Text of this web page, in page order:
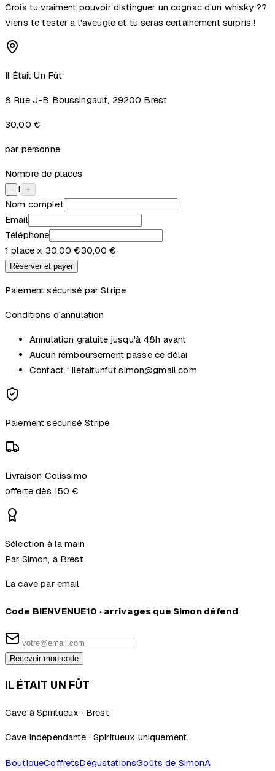
Crois tu vraiment pouvoir distinguer un cognac d'un whisky ??
Viens te tester a l'aveugle et tu seras certainement surpris !
Il Était Un Fût
8 Rue J-B Boussingault, 29200 Brest
30,00 €
par personne
Nombre de places
- 1 +
Nom complet
Email
Téléphone
1 place x 30,00 €30,00 €
Réserver et payer
Paiement sécurisé par Stripe
Conditions d'annulation
Annulation gratuite jusqu'à 48h avant
Aucun remboursement passé ce délai
Contact : iletaitunfut.simon@gmail.com
Paiement sécurisé Stripe
Livraison Colissimo
offerte dès 150 €
Sélection à la main
Par Simon, à Brest
La cave par email
Code BIENVENUE10 · arrivages que Simon défend
Recevoir mon code
IL ÉTAIT UN FÛT
Cave à Spiritueux · Brest
Cave indépendante · Spiritueux uniquement.
BoutiqueCoffretsDégustationsGoûts de SimonÀ